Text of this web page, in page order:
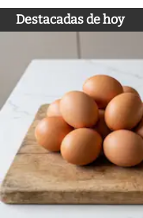
Destacadas de hoy